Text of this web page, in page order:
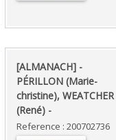
‎[ALMANACH] -
PÉRILLON (Marie-
christine), WEATCHER
(René) - ‎
Reference : 200702736